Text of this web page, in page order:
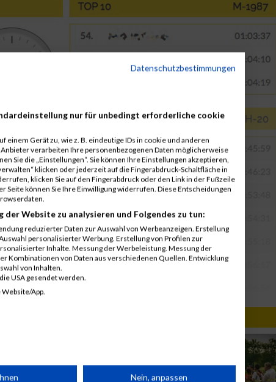
Datenschutzbestimmungen
nur für unbedingt erforderliche cookie
Gerät zu, wie z. B. eindeutige IDs in cookie und anderen
verarbeiten Ihre personenbezogenen Daten möglicherweise
Sie die „Einstellungen“. Sie können Ihre Einstellungen akzeptieren,
klicken oder jederzeit auf die Fingerabdruck-Schaltfläche in
klicken Sie auf den Fingerabdruck oder den Link in der Fußzeile
Seite können Sie Ihre Einwilligung widerrufen. Diese Entscheidungen
Website zu analysieren und Folgendes zu tun:
reduzierter Daten zur Auswahl von Werbeanzeigen. Erstellung
personalisierter Werbung. Erstellung von Profilen zur
Inhalte. Messung der Werbeleistung. Messung der
Kombinationen von Daten aus verschiedenen Quellen. Entwicklung
von Inhalten.
USA gesendet werden.
App.
Nein, anpassen